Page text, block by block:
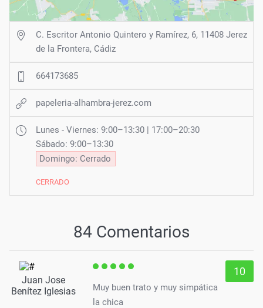
C. Escritor Antonio Quintero y Ramírez, 6, 11408 Jerez
de la Frontera, Cádiz
664173685
papeleria-alhambra-jerez.com
Lunes - Viernes: 9:00–13:30 | 17:00–20:30
Sábado: 9:00–13:30
Domingo: Cerrado
CERRADO
84 Comentarios
Juan Jose
Benítez Iglesias
10
Muy buen trato y muy simpática
la chica